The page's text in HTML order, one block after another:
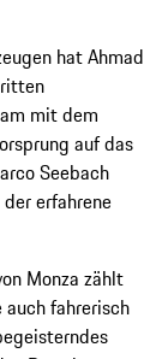
hat Ahmad
mit dem
auf das
Seebach
erfahrene
Monza zählt
fahrerisch